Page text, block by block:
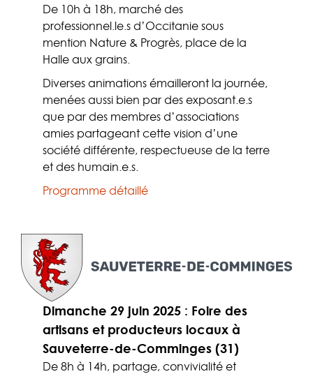
De 10h à 18h, marché des
professionnel.le.s d’Occitanie sous
mention Nature & Progrès, place de la
Halle aux grains.
Diverses animations émailleront la journée,
menées aussi bien par des exposant.e.s
que par des membres d’associations
amies partageant cette vision d’une
société différente, respectueuse de la terre
et des humain.e.s.
Programme détaillé
Dimanche 29 juin 2025 : Foire des
artisans et producteurs locaux à
Sauveterre-de-Comminges (31)
De 8h à 14h, partage, convivialité et